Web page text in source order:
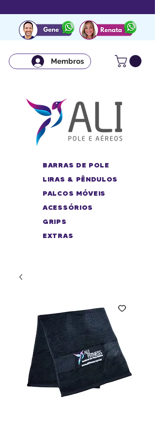
Membros
BARRAS DE POLE
LIRAS & PÊNDULOS
PALCOS MÓVEIS
ACESSÓRIOS
GRIPS
EXTRAS